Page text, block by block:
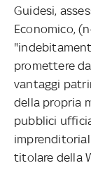
Guidesi,
Economico,
promettere
vantaggi
della propria
pubblici
titolare della